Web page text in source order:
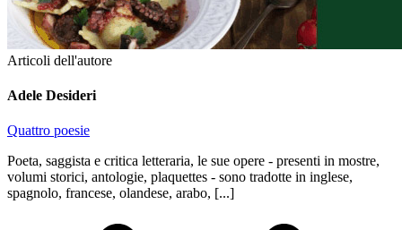
Articoli dell'autore
Adele Desideri
Quattro poesie
Poeta, saggista e critica letteraria, le sue opere - presenti in mostre,
volumi storici, antologie, plaquettes - sono tradotte in inglese,
spagnolo, francese, olandese, arabo, [...]